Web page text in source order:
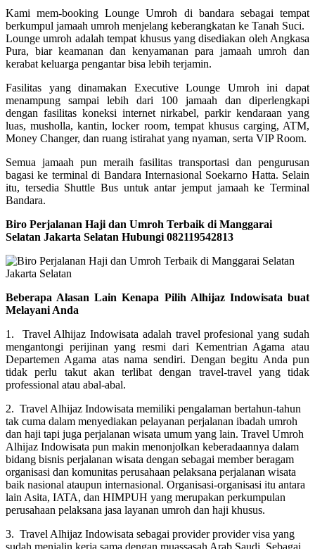
Kami mem-booking Lounge Umroh di bandara sebagai tempat
berkumpul jamaah umroh menjelang keberangkatan ke Tanah Suci.
Lounge umroh adalah tempat khusus yang disediakan oleh Angkasa
Pura, biar keamanan dan kenyamanan para jamaah umroh dan
kerabat keluarga pengantar bisa lebih terjamin.
Fasilitas yang dinamakan Executive Lounge Umroh ini dapat
menampung sampai lebih dari 100 jamaah dan diperlengkapi
dengan fasilitas koneksi internet nirkabel, parkir kendaraan yang
luas, musholla, kantin, locker room, tempat khusus carging, ATM,
Money Changer, dan ruang istirahat yang nyaman, serta VIP Room.
Semua jamaah pun meraih fasilitas transportasi dan pengurusan
bagasi ke terminal di Bandara Internasional Soekarno Hatta. Selain
itu, tersedia Shuttle Bus untuk antar jemput jamaah ke Terminal
Bandara.
Biro Perjalanan Haji dan Umroh Terbaik di Manggarai
Selatan Jakarta Selatan Hubungi 082119542813
Beberapa Alasan Lain Kenapa Pilih Alhijaz Indowisata buat
Melayani Anda
1. Travel Alhijaz Indowisata adalah travel profesional yang sudah
mengantongi perijinan yang resmi dari Kementrian Agama atau
Departemen Agama atas nama sendiri. Dengan begitu Anda pun
tidak perlu takut akan terlibat dengan travel-travel yang tidak
professional atau abal-abal.
2. Travel Alhijaz Indowisata memiliki pengalaman bertahun-tahun
tak cuma dalam menyediakan pelayanan perjalanan ibadah umroh
dan haji tapi juga perjalanan wisata umum yang lain. Travel Umroh
Alhijaz Indowisata pun makin menonjolkan keberadaannya dalam
bidang bisnis perjalanan wisata dengan sebagai member beragam
organisasi dan komunitas perusahaan pelaksana perjalanan wisata
baik nasional ataupun internasional. Organisasi-organisasi itu antara
lain Asita, IATA, dan HIMPUH yang merupakan perkumpulan
perusahaan pelaksana jasa layanan umroh dan haji khusus.
3. Travel Alhijaz Indowisata sebagai provider provider visa yang
sudah menjalin kerja sama dengan muassasah Arab Saudi. Sebagai